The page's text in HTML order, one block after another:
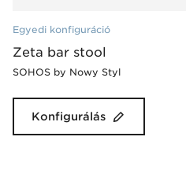
Egyedi konfiguráció
Zeta bar stool
SOHOS by Nowy Styl
Konfigurálás